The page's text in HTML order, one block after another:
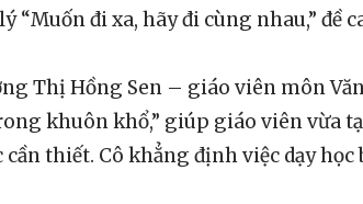
đi xa, hãy đi cùng nhau,” đề
Thị Hồng Sen – giáo viên môn
khuôn khổ,” giúp giáo viên vừa
thiết. Cô khẳng định việc dạy